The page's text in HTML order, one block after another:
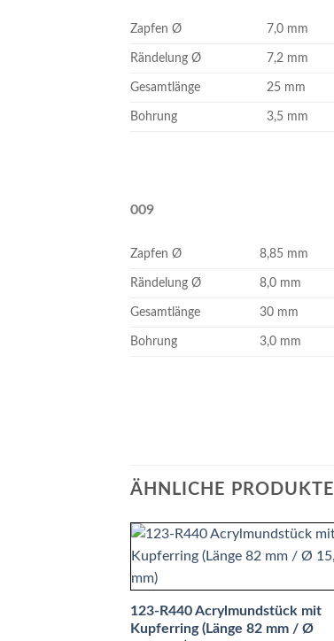
Zapfen Ø 7,0 mm
Rändelung Ø 7,2 mm
Gesamtlänge 25 mm
Bohrung 3,5 mm
009
Zapfen Ø 8,85 mm
Rändelung Ø 8,0 mm
Gesamtlänge 30 mm
Bohrung 3,0 mm
ÄHNLICHE PRODUKTE
123-R440 Acrylmundstück mit
Kupferring (Länge 82 mm / Ø